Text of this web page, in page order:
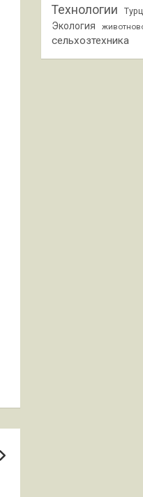
Технологии
Экология
сельхозтехника